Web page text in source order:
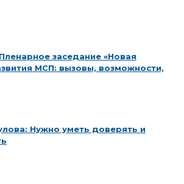
заседание «Новая
МСП: вызовы, возможности,
Нужно уметь доверять и